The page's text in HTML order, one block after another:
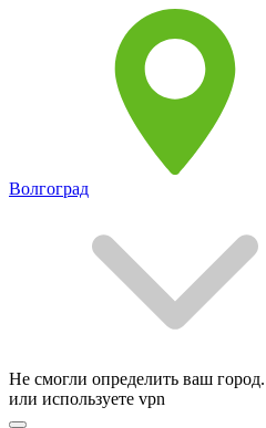
Волгоград
Не смогли определить ваш
или используете vpn